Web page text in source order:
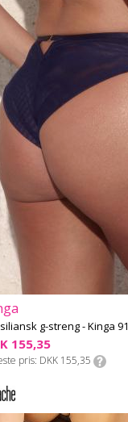
g-streng - Kinga 91
155,35
pris DKK 155,35